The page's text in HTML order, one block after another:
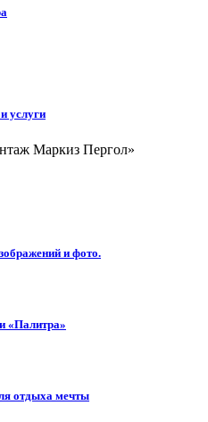
услуги
Маркиз Пергол»
и фото.
«Палитра»
отдыха мечты